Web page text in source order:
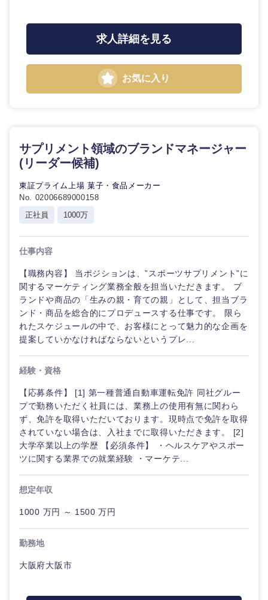
その他
神奈川県
求人詳細を見る
お気に入り
サプリメント領域のブランドマネージャー
(リーダー候補)
東証プライム上場 菓子・食品メーカー
No. 02006689000158
正社員
1000万
仕事内容
【職務内容】 当ポジションは、”スポーツサプリメント”に
関するマーケティング業務全般を担当いただきます。 ブ
ランドや商品の「生みの親・育ての親」として、担当ブラ
ンド・商品を総合的にプロデュースする仕事です。 限ら
れたスケジュールの中で、お客様にとって魅力的な企画を
提案していかなければならないというプレ...
経験・資格
【応募条件】 [1] 第一種普通自動車運転免許 同社グルー
プで勤務いただく社員には、業務上の使用有無に関わら
ず、免許を取得いただいております。現時点で免許を取得
されていない場合は、入社までに取得いただきます。 [2]
大学卒業以上の学歴 【必須条件】 ・ヘルスケアやスポー
ツに関する業界での就業経験 ・マーケテ...
想定年収
1000 万円 ～ 1500 万円
勤務地
大阪府大阪市